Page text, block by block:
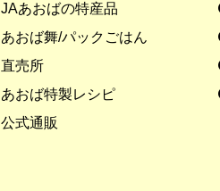
JAあおばの特産品
あおば舞/パックごはん
直売所
あおば特製レシピ
公式通販